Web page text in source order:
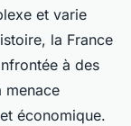
et varie
la France
à des
menace
économique.